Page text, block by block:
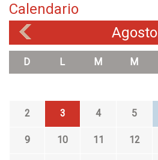
Calendario
Agosto
D L M M
2 3 4 5
9 10 11 12